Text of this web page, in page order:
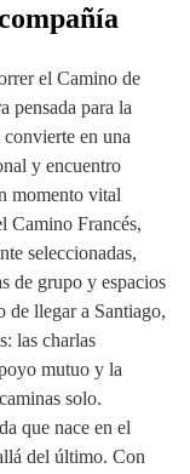
el Camino de
pensada para la
en una
y encuentro
momento vital
Camino Francés,
seleccionadas,
de grupo y espacios
de llegar a Santiago,
las charlas
mutuo y la
solo.
que nace en el
del último. Con